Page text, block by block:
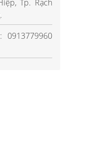
Tp. Rạch
0913779960